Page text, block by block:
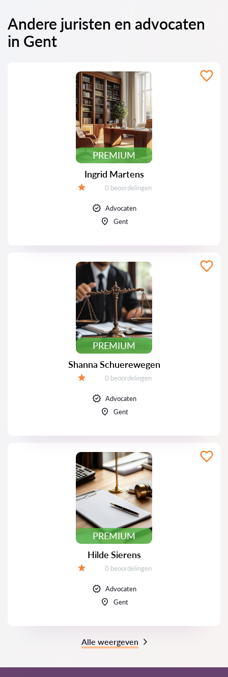
Andere juristen en advocaten
in Gent
PREMIUM
Ingrid Martens
Beoordelingen:
0 beoordelingen
Advocaten
Gent
PREMIUM
Shanna Schuerewegen
Beoordelingen:
0 beoordelingen
Advocaten
Gent
PREMIUM
Hilde Sierens
Beoordelingen:
0 beoordelingen
Advocaten
Gent
Alle weergeven